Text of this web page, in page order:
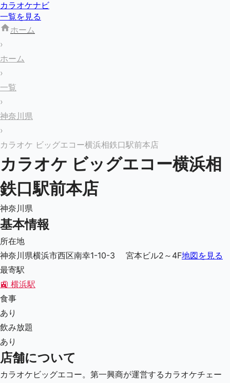
カラオケナビ
一覧を見る
ホーム
›
ホーム
›
一覧
›
神奈川県
›
カラオケ ビッグエコー横浜相鉄口駅前本店
カラオケ ビッグエコー横浜相
鉄口駅前本店
神奈川県
基本情報
所在地
神奈川県横浜市西区南幸1-10-3 宮本ビル2～4F地図を見る
最寄駅
🚉 横浜駅
食事
あり
飲み放題
あり
店舗について
カラオケビッグエコー。第一興商が運営するカラオケチェー